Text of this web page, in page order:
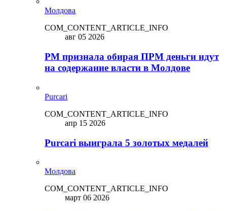
Молдова
COM_CONTENT_ARTICLE_INFO
авг 05 2026
PM признала обирая ПРМ деньги идут
на содержание власти в Молдове
Purcari
COM_CONTENT_ARTICLE_INFO
апр 15 2026
Purcari выиграла 5 золотых медалей
Молдова
COM_CONTENT_ARTICLE_INFO
март 06 2026